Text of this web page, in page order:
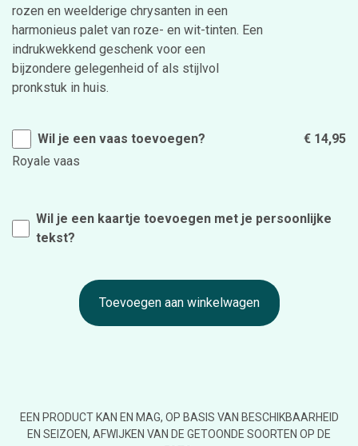
rozen en weelderige chrysanten in een
harmonieus palet van roze- en wit-tinten. Een
indrukwekkend geschenk voor een
bijzondere gelegenheid of als stijlvol
pronkstuk in huis.
Wil je een vaas toevoegen?
Royale vaas
€ 14,95
Wil je een kaartje toevoegen met je persoonlijke
tekst?
Toevoegen aan winkelwagen
EEN PRODUCT KAN EN MAG, OP BASIS VAN BESCHIKBAARHEID
EN SEIZOEN, AFWIJKEN VAN DE GETOONDE SOORTEN OP DE